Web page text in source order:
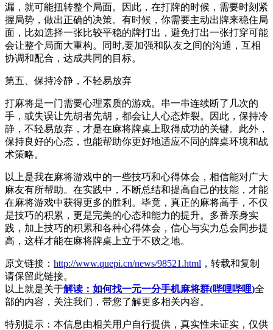
漏，就可能扭转整个局面。因此，在打牌的时候，需要时刻紧
握局势，做出正确的决策。有时候，你需要主动出牌来稳住局
面，比如选择一张比较平稳的牌打出，避免打出一张打穿可能
会让整个局面大重构。同时,要加强和队友之间的沟通，互相
协调和配合，达成共同的目标。
第五、保持冷静，不轻易放弃
打麻将是一门需要心理素质的游戏。串一串连续断了几次的
手，或失误让先胡者先胡，都会让人心态炸裂。因此，保持冷
静，不轻易放弃，才是在麻将牌桌上取得成功的关键。此外，
保持良好的心态，也能帮助你更好地适应不同的牌桌环境和战
术策略。
以上是我在麻将游戏中的一些技巧和心得体会，相信能对广大
麻友有所帮助。在实践中，不断总结和提高自己的技能，才能
在麻将游戏中获得更多的胜利。毕竟，真正的麻将高手，不仅
是技巧的积累，更是完美的心态和能力的提升。多番亲身实
践，加上技巧的积累和各种心得体会，信心与实力总会同步提
高，这样才能在麻将牌桌上立于不败之地。
原文链接： http://www.quepi.cn/news/98521.html ，转载和复制
请保留此链接。
以上就是关于解读：如何找一元一分手机麻将群(哔哩哔哩)全
部的内容，关注我们，带您了解更多相关内容。
特别提示：本信息由相关用户自行提供，真实性未证实，仅供